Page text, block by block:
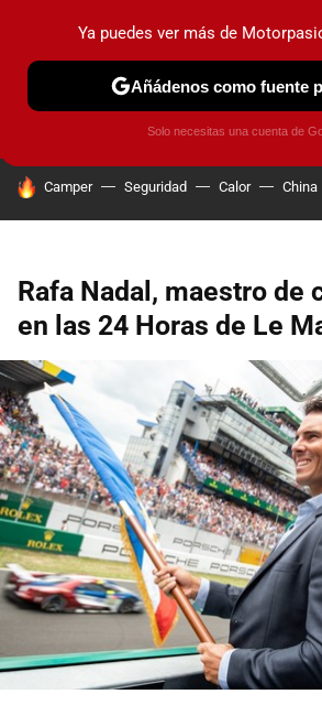
PRUEBAS COCHES ELÉCTRICOS
HOY SE HABLA DE
Camper Seguridad Calor China
Rafa Nadal, maestro de
en las 24 Horas de Le
Ya puedes ver más de
Añádenos como fuente
Solo necesitas una cuenta de